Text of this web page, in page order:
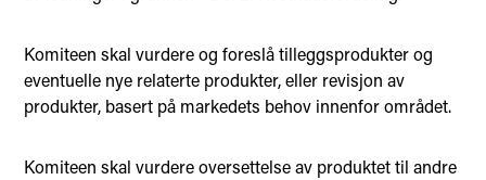
Komiteen skal vurdere og foreslå tilleggsprodukter og
eventuelle nye relaterte produkter, eller revisjon av
produkter, basert på markedets behov innenfor området.
Komiteen skal vurdere oversettelse av produktet til andre